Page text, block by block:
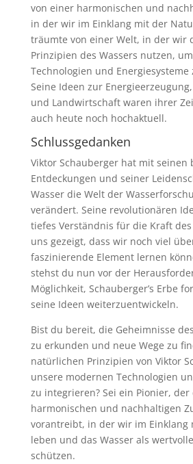
von einer harmonischen und
in der wir im Einklang mit der
träumte von einer Welt, in der wir
Prinzipien des Wassers nutzen,
Technologien und Energiesysteme
Seine Ideen zur
und Landwirtschaft waren ihrer
auch heute noch hochaktuell.
Schlussgedanken
Viktor Schauberger hat mit seinen
Entdeckungen und seiner
Wasser die Welt der
verändert. Seine revolutionären
tiefes Verständnis für die Kraft
uns gezeigt, dass wir noch viel
faszinierende Element lernen
stehst du nun vor der
Möglichkeit, Schauberger’s Erbe
seine Ideen weiterzuentwickeln.
Bist du bereit, die Geheimnisse
zu erkunden und neue Wege zu
natürlichen Prinzipien von Viktor
unsere modernen Technologien
zu integrieren? Sei ein Pionier,
harmonischen und nachhaltigen
vorantreibt, in der wir im Einklang
leben und das Wasser als
schützen.